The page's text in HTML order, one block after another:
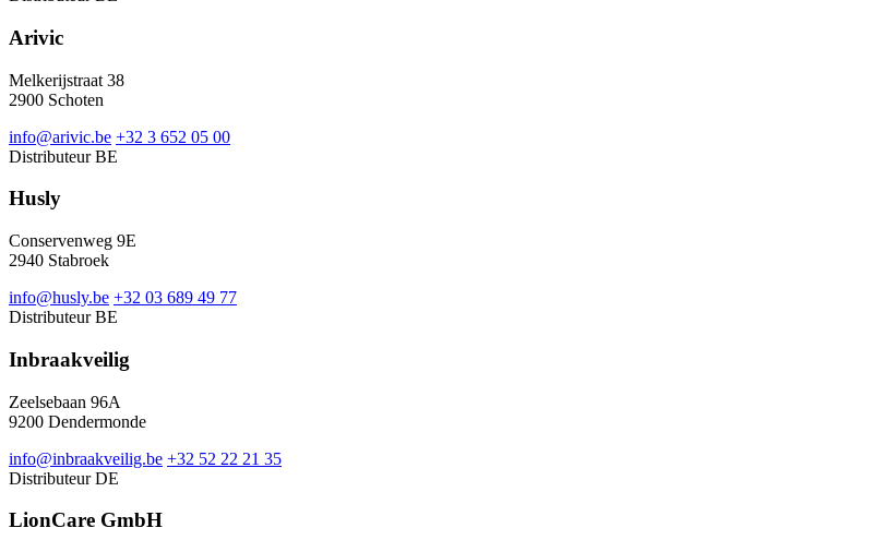
Arivic
Melkerijstraat 38
2900 Schoten
info@arivic.be +32 3 652 05 00
Distributeur BE
Husly
Conservenweg 9E
2940 Stabroek
info@husly.be +32 03 689 49 77
Distributeur BE
Inbraakveilig
Zeelsebaan 96A
9200 Dendermonde
info@inbraakveilig.be +32 52 22 21 35
Distributeur DE
LionCare GmbH